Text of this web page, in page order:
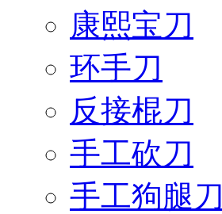
康熙宝刀
环手刀
反接棍刀
手工砍刀
手工狗腿刀